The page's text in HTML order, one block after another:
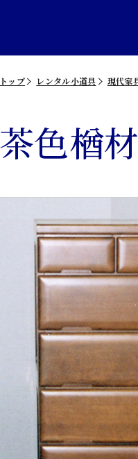
トップ レンタル小道具 現代家
茶色楢